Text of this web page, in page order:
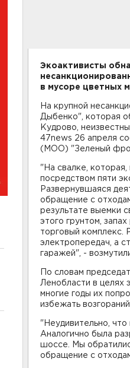
Экоактивисты
в мусоре цветных
На крупной
Дыбенко", которая
Кудрово,
47news 26 апреля
(МОО) "Зеленый
"На свалке, которая,
посредством пяти
Развернувшаяся
обращение с
результате выемки
этого грунтом,
торговый комплекс.
электропередач, а
гаражей", -
По словам
Ленобласти в целях
многие годы их
избежать возгораний.
"Неудивительно, что
Аналогично была
шоссе. Мы
обращение с